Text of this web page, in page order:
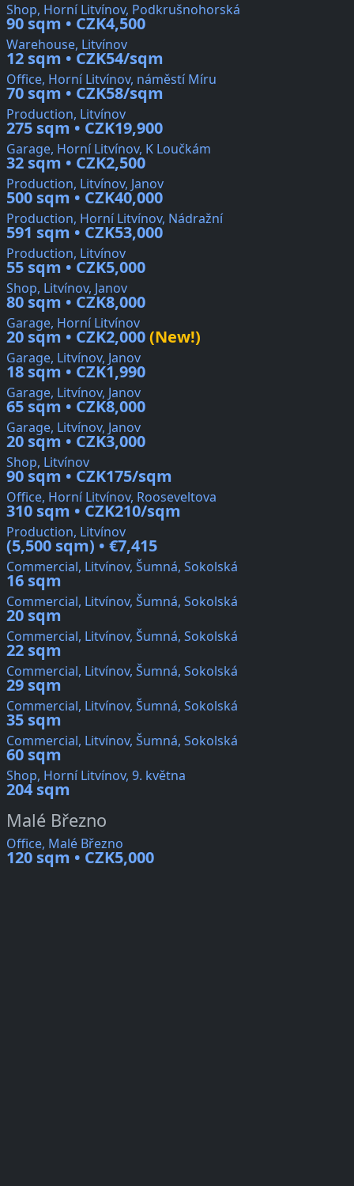
Shop, Horní Litvínov, Podkrušnohorská
90 sqm • CZK4,500
Warehouse, Litvínov
12 sqm • CZK54/sqm
Office, Horní Litvínov, náměstí Míru
70 sqm • CZK58/sqm
Production, Litvínov
275 sqm • CZK19,900
Garage, Horní Litvínov, K Loučkám
32 sqm • CZK2,500
Production, Litvínov, Janov
500 sqm • CZK40,000
Production, Horní Litvínov, Nádražní
591 sqm • CZK53,000
Production, Litvínov
55 sqm • CZK5,000
Shop, Litvínov, Janov
80 sqm • CZK8,000
Garage, Horní Litvínov
20 sqm • CZK2,000(New!)
Garage, Litvínov, Janov
18 sqm • CZK1,990
Garage, Litvínov, Janov
65 sqm • CZK8,000
Garage, Litvínov, Janov
20 sqm • CZK3,000
Shop, Litvínov
90 sqm • CZK175/sqm
Office, Horní Litvínov, Rooseveltova
310 sqm • CZK210/sqm
Production, Litvínov
(5,500 sqm) • €7,415
Commercial, Litvínov, Šumná, Sokolská
16 sqm
Commercial, Litvínov, Šumná, Sokolská
20 sqm
Commercial, Litvínov, Šumná, Sokolská
22 sqm
Commercial, Litvínov, Šumná, Sokolská
29 sqm
Commercial, Litvínov, Šumná, Sokolská
35 sqm
Commercial, Litvínov, Šumná, Sokolská
60 sqm
Shop, Horní Litvínov, 9. května
204 sqm
Malé Březno
Office, Malé Březno
120 sqm • CZK5,000